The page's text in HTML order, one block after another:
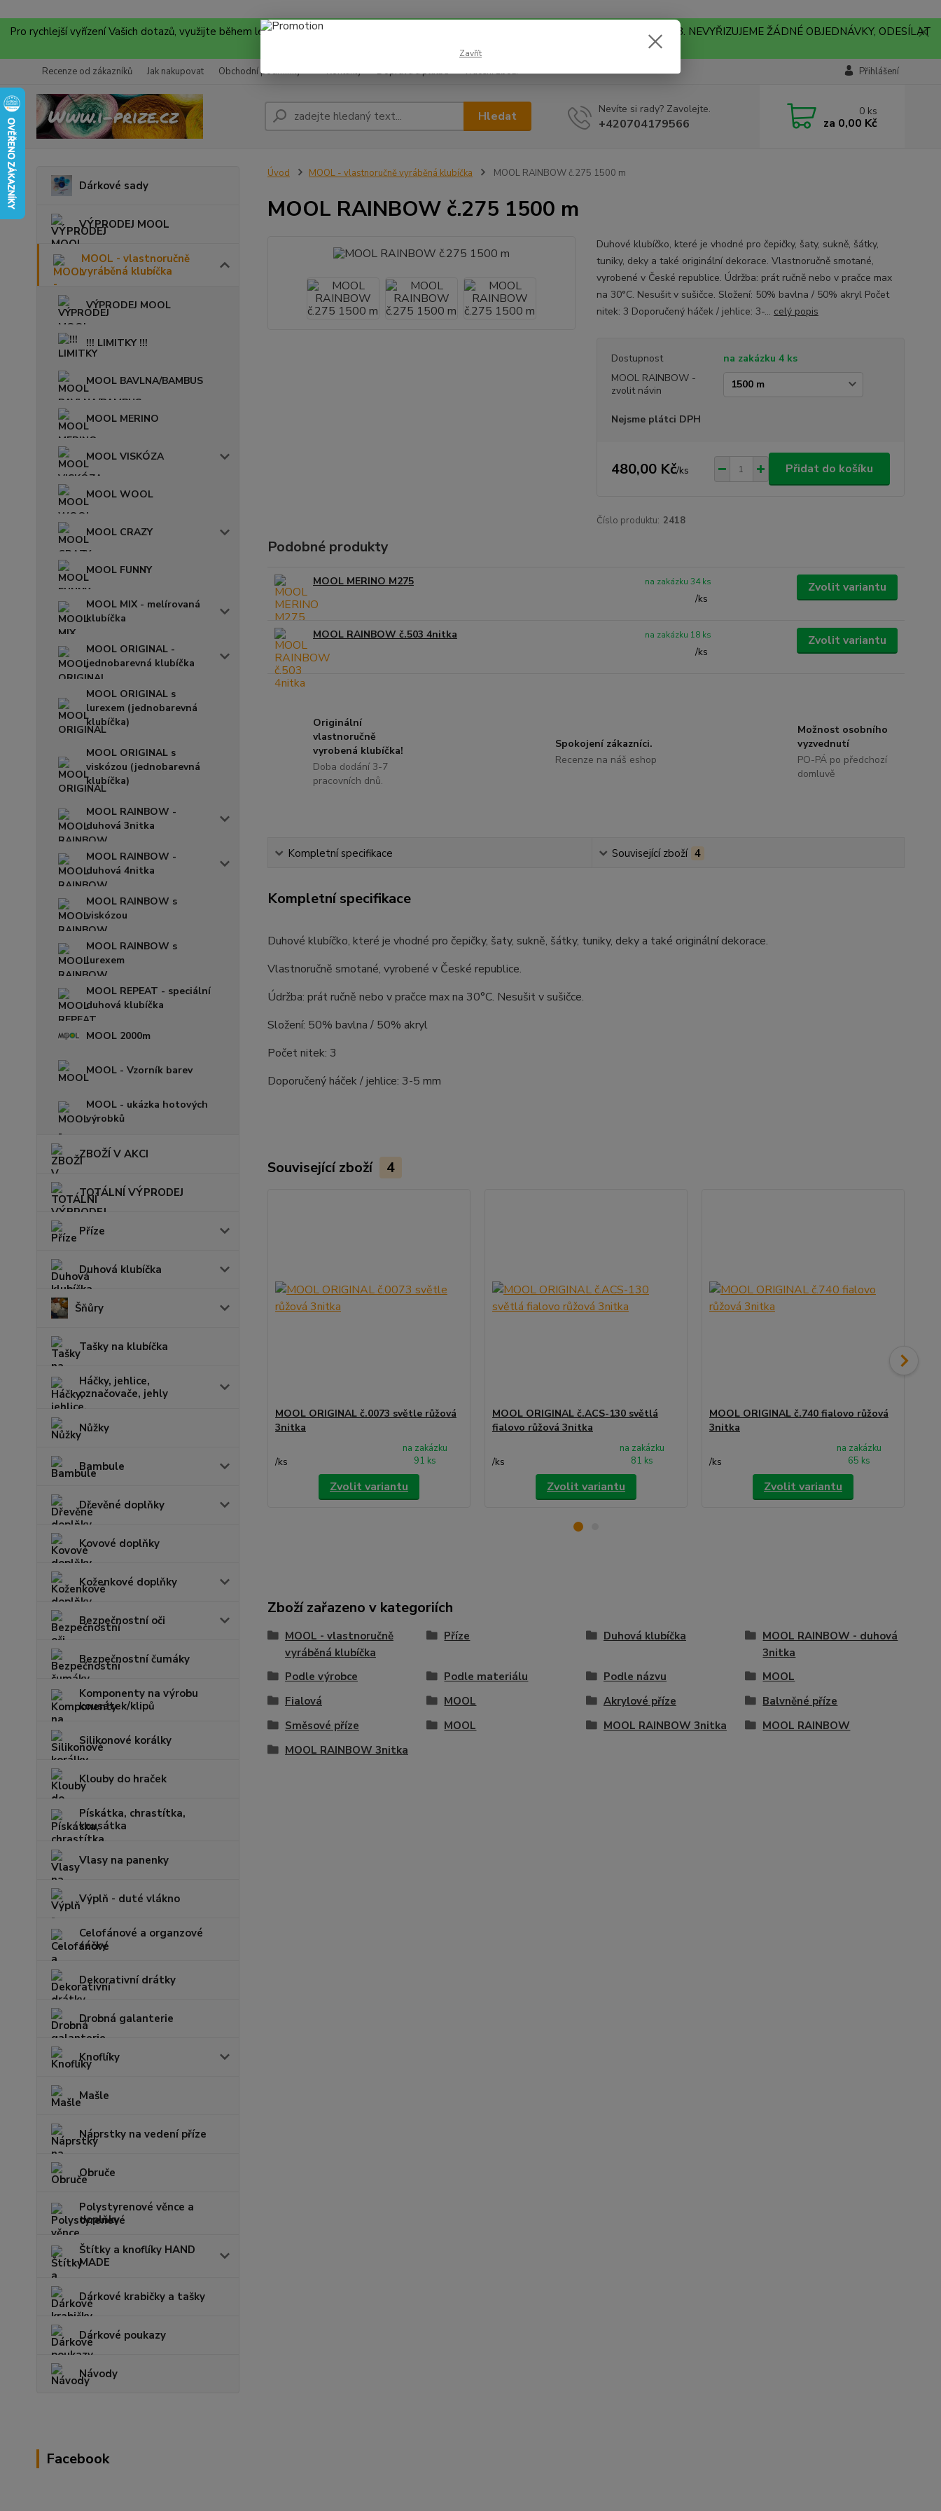
Pro rychlejší vyřízení Vašich dotazů, využijte během letních prázdnin náš email info@i-prize.cz. Děkujeme. !!! POZOR ZMĚNA !!! V PONDĚLÍ 10.8. NEVYŘIZUJEME ŽÁDNÉ OBJEDNÁVKY, ODESÍLAT
Recenze od zákazníků Jak nakupovat Obchodní podmínky Kontakty Doprava a platba Vrácení zboží Přihlášení
Hledat Nevíte si rady? Zavolejte.
+420704179566
0 ks
za 0,00 Kč
Dárkové sady
VÝPRODEJ MOOL
MOOL - vlastnoručně
vyráběná klubíčka
VÝPRODEJ MOOL
!!! LIMITKY !!!
MOOL BAVLNA/BAMBUS
MOOL MERINO
MOOL VISKÓZA
MOOL WOOL
MOOL CRAZY
MOOL FUNNY
MOOL MIX - melírovaná
klubíčka
MOOL ORIGINAL -
jednobarevná klubíčka
MOOL ORIGINAL s
lurexem (jednobarevná
klubíčka)
MOOL ORIGINAL s
viskózou (jednobarevná
klubíčka)
MOOL RAINBOW -
duhová 3nitka
MOOL RAINBOW -
duhová 4nitka
MOOL RAINBOW s
viskózou
MOOL RAINBOW s
lurexem
MOOL REPEAT - speciální
duhová klubíčka
MOOL 2000m
MOOL - Vzorník barev
MOOL - ukázka hotových
výrobků
ZBOŽÍ V AKCI
TOTÁLNÍ VÝPRODEJ
Příze
Duhová klubíčka
Šňůry
Tašky na klubíčka
Háčky, jehlice,
označovače, jehly
Nůžky
Bambule
Dřevěné doplňky
Kovové doplňky
Koženkové doplňky
Bezpečnostní oči
Bezpečnostní čumáky
Komponenty na výrobu
kousátek/klipů
Silikonové korálky
Klouby do hraček
Pískátka, chrastítka,
kousátka
Vlasy na panenky
Výplň - duté vlákno
Celofánové a organzové
sáčky
Dekorativní drátky
Drobná galanterie
Knoflíky
Mašle
Náprstky na vedení příze
Obruče
Polystyrenové věnce a
doplňky
Štítky a knoflíky HAND
MADE
Dárkové krabičky a tašky
Dárkové poukazy
Návody
Facebook
Úvod MOOL - vlastnoručně vyráběná klubíčka MOOL RAINBOW č.275 1500 m
MOOL RAINBOW č.275 1500 m
Duhové klubíčko, které je vhodné pro čepičky, šaty, sukně, šátky,
tuniky, deky a také originální dekorace. Vlastnoručně smotané,
vyrobené v České republice. Údržba: prát ručně nebo v pračce max
na 30°C. Nesušit v sušičce. Složení: 50% bavlna / 50% akryl Počet
nitek: 3 Doporučený háček / jehlice: 3-... celý popis
Dostupnost
na zakázku 4 ks
MOOL RAINBOW -
zvolit návin
Nejsme plátci DPH
480,00 Kč/ks Přidat do košíku
Číslo produktu: 2418
Podobné produkty
MOOL MERINO M275
/ks
na zakázku 34 ks Zvolit variantu
MOOL RAINBOW č.503 4nitka
/ks
na zakázku 18 ks Zvolit variantu
Originální
vlastnoručně
vyrobená klubíčka!
Doba dodání 3-7
pracovních dnů.
Spokojení zákazníci.
Recenze na náš eshop
Možnost osobního
vyzvednutí
PO-PÁ po předchozí
domluvě
Kompletní specifikace Související zboží 4
Kompletní specifikace
Duhové klubíčko, které je vhodné pro čepičky, šaty, sukně, šátky, tuniky, deky a také originální dekorace.
Vlastnoručně smotané, vyrobené v České republice.
Údržba: prát ručně nebo v pračce max na 30°C. Nesušit v sušičce.
Složení: 50% bavlna / 50% akryl
Počet nitek: 3
Doporučený háček / jehlice: 3-5 mm
Související zboží 4
MOOL ORIGINAL č.0073 světle růžová
3nitka
/ks
na zakázku
91 ks
Zvolit variantu
MOOL ORIGINAL č.ACS-130 světlá
fialovo růžová 3nitka
/ks
na zakázku
81 ks
Zvolit variantu
MOOL ORIGINAL č.740 fialovo růžová
3nitka
/ks
na zakázku
65 ks
Zvolit variantu
Zboží zařazeno v kategoriích
MOOL - vlastnoručně
vyráběná klubíčka
Příze Duhová klubíčka
MOOL RAINBOW - duhová
3nitka
Podle výrobce
Podle materiálu Podle názvu
MOOL
Fialová
MOOL Akrylové příze
Balvněné příze
Směsové příze
MOOL MOOL RAINBOW 3nitka
MOOL RAINBOW
MOOL RAINBOW 3nitka
Zavřít